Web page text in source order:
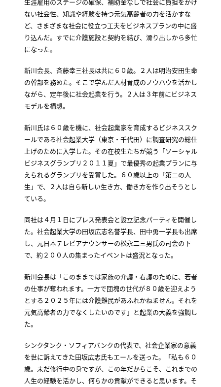
ない社会性、知識や経験を持つ元気高齢者の力を活かすな
ど、さまざまな社会に役立つ工夫をビジネスプランの中に盛
り込んだ。すでに介護施設と契約を結び、滑り出しから多忙
になった。
新川会長、斉藤幸三社長は共に６０歳。２人は明治安田生命
の幹部を務めた。そこで学んだ人材育成のノウハウを活かし
ながら、定年後に社会起業を行う。２人は３年前にビジネス
モデルを構想。
新川氏は６０歳を機に、社会起業家を育成するビジネススク
ールである社会起業大学（東京・千代田）に調査研究の総仕
上げのために入学した。その在校生たちが競う「ソーシャル
ビジネスグランプリ２０１１夏」で最優秀の起業プランに与
えられるグランプリを受賞した。６０歳以上の「第二の人
生」で、２人は自ら新しい生き方、働き方を作り出そうとし
ている。
同社は４月１日にプレス発表会と設立記念パーティを開催し
た。社会起業大学の田坂広志名誉学長、田中勇一学長も出席
し、元日本テレビアナウンサーの松永二三男氏の司会の下
で、約２００人の集まったイベントは盛況となった。
新川会長は「このままでは家族の介護・看護のために、若者
の仕事が奪われます。一方で団塊の世代が８０歳を迎えよう
とする２０２５年には介護難民があふれかねません。それを
元気高齢者の力でなくしたいのです」と起業の大義を強調し
た。
シンクタンク・ソフィアバンクの代表で、社会企業家の意義
を世に訴えてきた田坂広志氏もエールを送った。「私も６０
歳。未だ修行中の身ですが、この年だからこそ、これまでの
人生の経験を活かし、何らかの貢献ができると思います。そ